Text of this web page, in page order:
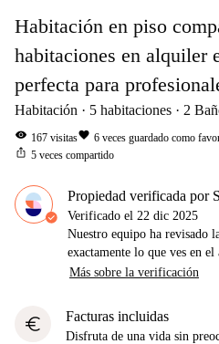
Habitación en piso
habitaciones en alquiler
perfecta para
Habitación 5 habitaciones 2
visibility 167 visitasfavorite 6 veces guardado como
ios_share 5 veces compartido
Propiedad verificada por
Verificado el 22 dic 2025
Nuestro equipo ha revisado
exactamente lo que ves en el
Más sobre la verificación
euro Facturas incluidas
Disfruta de una vida sin